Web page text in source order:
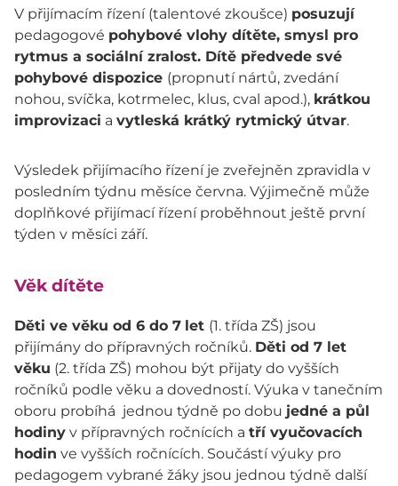
V přijímacím řízení (talentové zkoušce) posuzují
pedagogové pohybové vlohy dítěte, smysl pro
rytmus a sociální zralost. Dítě předvede své
pohybové dispozice (propnutí nártů, zvedání
nohou, svíčka, kotrmelec, klus, cval apod.), krátkou
improvizaci a vytleská krátký rytmický útvar.
Výsledek přijímacího řízení je zveřejněn zpravidla v
posledním týdnu měsíce června. Výjimečně může
doplňkové přijímací řízení proběhnout ještě první
týden v měsíci září.
Věk dítěte
Děti ve věku od 6 do 7 let (1. třída ZŠ) jsou
přijímány do přípravných ročníků. Děti od 7 let
věku (2. třída ZŠ) mohou být přijaty do vyšších
ročníků podle věku a dovedností. Výuka v tanečním
oboru probíhá jednou týdně po dobu jedné a půl
hodiny v přípravných ročnících a tří vyučovacích
hodin ve vyšších ročnících. Součástí výuky pro
pedagogem vybrané žáky jsou jednou týdně další